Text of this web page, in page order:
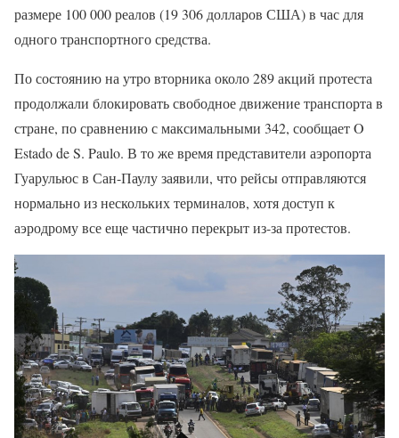
размере 100 000 реалов (19 306 долларов США) в час для
одного транспортного средства.
По состоянию на утро вторника около 289 акций протеста
продолжали блокировать свободное движение транспорта в
стране, по сравнению с максимальными 342, сообщает O
Estado de S. Paulo. В то же время представители аэропорта
Гуарульюс в Сан-Паулу заявили, что рейсы отправляются
нормально из нескольких терминалов, хотя доступ к
аэродрому все еще частично перекрыт из-за протестов.